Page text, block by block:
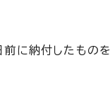
に納付したものを